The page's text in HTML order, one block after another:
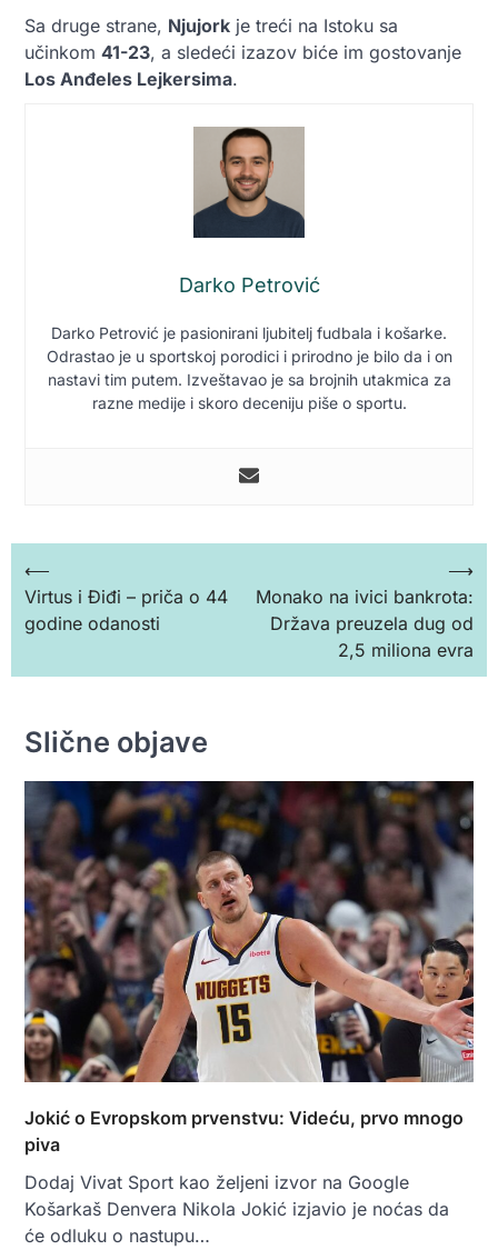
Sa druge strane, Njujork je treći na Istoku sa
učinkom 41-23, a sledeći izazov biće im gostovanje
Los Anđeles Lejkersima.
Darko Petrović
Darko Petrović je pasionirani ljubitelj fudbala i košarke.
Odrastao je u sportskoj porodici i prirodno je bilo da i on
nastavi tim putem. Izveštavao je sa brojnih utakmica za
razne medije i skoro deceniju piše o sportu.
Кретање
чланка
⟵
Virtus i Điđi – priča o 44
godine odanosti
Monako na ivici bankrota:
Država preuzela dug od
2,5 miliona evra
⟶
Slične objave
Jokić o Evropskom prvenstvu: Videću, prvo mnogo
piva
Dodaj Vivat Sport kao željeni izvor na Google
Košarkaš Denvera Nikola Jokić izjavio je noćas da
će odluku o nastupu…